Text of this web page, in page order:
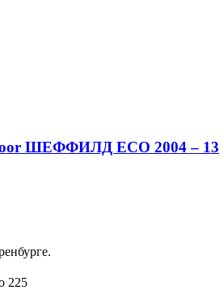
ШЕФФИЛД ECO 2004 – 13
225